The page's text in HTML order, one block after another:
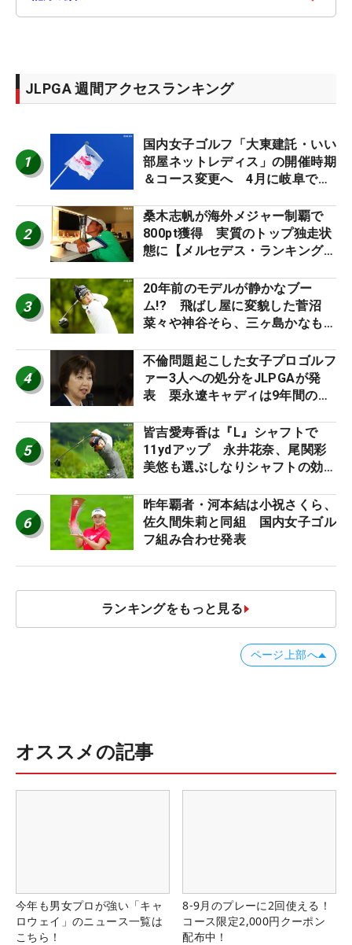
JLPGA 週間アクセスランキング
1
国内女子ゴルフ「大東建託・いい
部屋ネットレディス」の開催時期
＆コース変更へ 4月に岐阜で開
2
桑木志帆が海外メジャー制覇で
800pt獲得 実質のトップ独走状
態に【メルセデス・ランキング番
3
20年前のモデルが静かなブー
ム!? 飛ばし屋に変貌した菅沼
菜々や神谷そら、三ヶ島かなも使
ロたちの“飛ばしギア”】
4
不倫問題起こした女子プロゴルフ
ァー3人への処分をJLPGAが発
表 栗永遼キャディは9年間の立
5
皆吉愛寿香は『L』シャフトで
11ydアップ 永井花奈、尾関彩
美悠も選ぶしなりシャフトの効果
ア”】
6
昨年覇者・河本結は小祝さくら、
佐久間朱莉と同組 国内女子ゴル
フ組み合わせ発表
ランキングをもっと見る
ページ上部へ
オススメの記事
今年も男女プロが強い「キャ
ロウェイ」のニュース一覧は
こちら！
8-9月のプレーに2回使える！
コース限定2,000円クーポン
配布中！